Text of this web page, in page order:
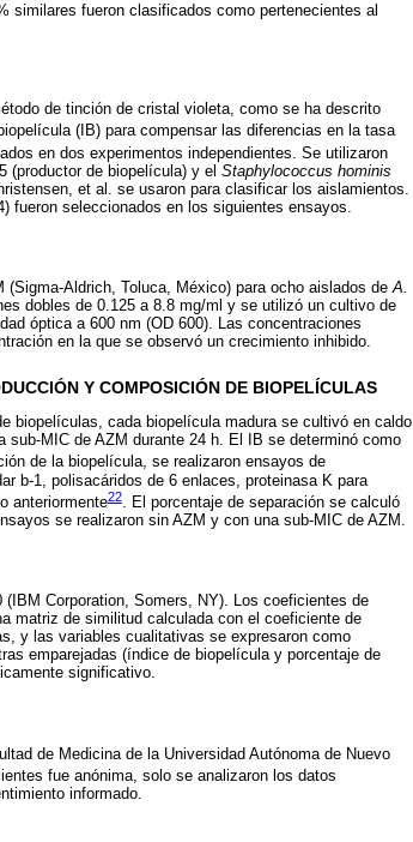
similares fueron clasificados como pertenecientes al
de tinción de cristal violeta, como se ha descrito
(IB) para compensar las diferencias en la tasa
en dos experimentos independientes. Se utilizaron
(productor de biopelícula) y el Staphylococcus hominis
et al. se usaron para clasificar los aislamientos.
fueron seleccionados en los siguientes ensayos.
Aldrich, Toluca, México) para ocho aislados deA.
dobles de 0.125 a 8.8 mg/ml y se utilizó un cultivo de
óptica a 600 nm (OD 600). Las concentraciones
en la que se observó un crecimiento inhibido.
Y COMPOSICIÓN DE BIOPELÍCULAS
biopelículas, cada biopelícula madura se cultivó en caldo
MIC de AZM durante 24 h. El IB se determinó como
de la biopelícula, se realizaron ensayos de
b-1, polisacáridos de 6 enlaces, proteinasa K para
anteriormente22. El porcentaje de separación se calculó
se realizaron sin AZM y con una sub-MIC de AZM.
Corporation, Somers, NY). Los coeficientes de
matriz de similitud calculada con el coeficiente de
y las variables cualitativas se expresaron como
emparejadas (índice de biopelícula y porcentaje de
significativo.
de Medicina de la Universidad Autónoma de Nuevo
fue anónima, solo se analizaron los datos
informado.